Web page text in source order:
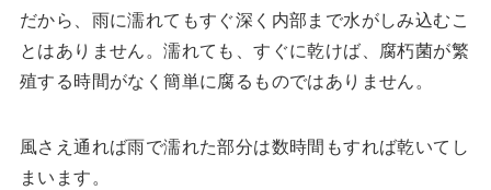
だから、雨に濡れてもすぐ深く内部まで水がしみ込むこ
とはありません。濡れても、すぐに乾けば、腐朽菌が繁
殖する時間がなく簡単に腐るものではありません。
風さえ通れば雨で濡れた部分は数時間もすれば乾いてし
まいます。